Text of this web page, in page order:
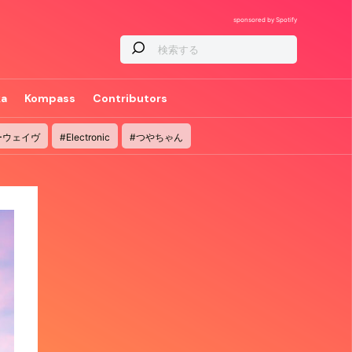
sponsored by Spotify
Kompass Contributors
ェイヴ #Electronic #つやちゃん